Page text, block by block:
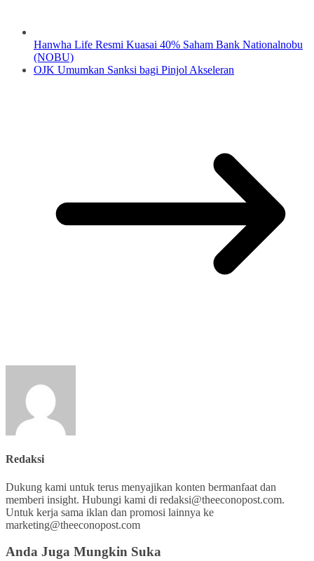
Hanwha Life Resmi Kuasai 40% Saham Bank Nationalnobu
(NOBU)
OJK Umumkan Sanksi bagi Pinjol Akseleran
Redaksi
Dukung kami untuk terus menyajikan konten bermanfaat dan
memberi insight. Hubungi kami di redaksi@theeconopost.com.
Untuk kerja sama iklan dan promosi lainnya ke
marketing@theeconopost.com
Anda Juga Mungkin Suka